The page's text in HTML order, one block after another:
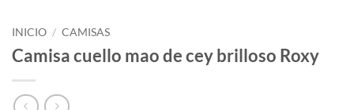
INICIO / CAMISAS
Camisa cuello mao de cey brilloso Roxy